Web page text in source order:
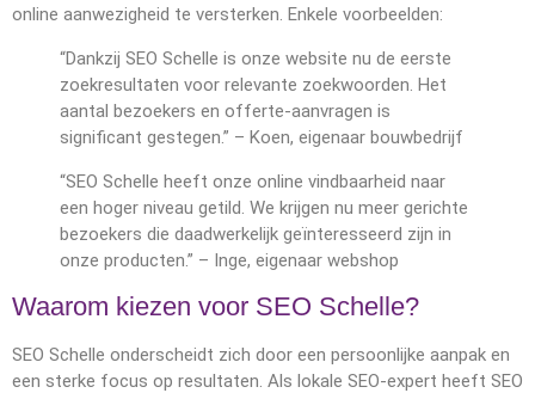
online aanwezigheid te versterken. Enkele voorbeelden:
“Dankzij SEO Schelle is onze website nu de eerste
zoekresultaten voor relevante zoekwoorden. Het
aantal bezoekers en offerte-aanvragen is
significant gestegen.” – Koen, eigenaar bouwbedrijf
“SEO Schelle heeft onze online vindbaarheid naar
een hoger niveau getild. We krijgen nu meer gerichte
bezoekers die daadwerkelijk geïnteresseerd zijn in
onze producten.” – Inge, eigenaar webshop
Waarom kiezen voor SEO Schelle?
SEO Schelle onderscheidt zich door een persoonlijke aanpak en
een sterke focus op resultaten. Als lokale SEO-expert heeft SEO